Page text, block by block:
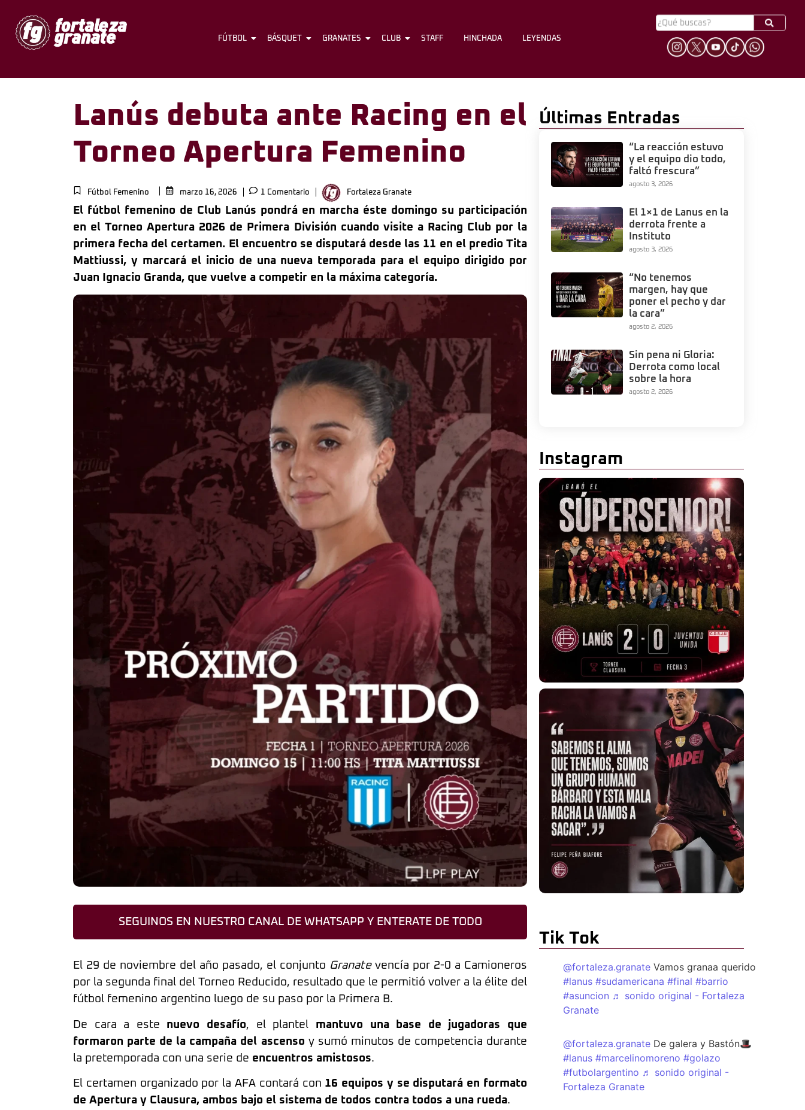
FÚTBOL BÁSQUET GRANATES CLUB STAFF HINCHADA
FÚTBOL BÁSQUET GRANATES CLUB STAFF HINCHADA LEYENDAS
Lanús debuta ante Racing en el
Torneo Apertura Femenino
Fútbol Femenino marzo 16, 2026 1 Comentario Fortaleza Granate
El fútbol femenino de Club Lanús pondrá en marcha éste domingo su participación
en el Torneo Apertura 2026 de Primera División cuando visite a Racing Club por la
primera fecha del certamen. El encuentro se disputará desde las 11 en el predio Tita
Mattiussi, y marcará el inicio de una nueva temporada para el equipo dirigido por
Juan Ignacio Granda, que vuelve a competir en la máxima categoría.
SEGUINOS EN NUESTRO CANAL DE WHATSAPP Y ENTERATE DE TODO
El 29 de noviembre del año pasado, el conjunto Granatevencía por 2-0 a Camioneros
por la segunda final del Torneo Reducido, resultado que le permitió volver a la élite del
fútbol femenino argentino luego de su paso por la Primera B.
De cara a este nuevo desafío, el plantel mantuvo una base de jugadoras que
formaron parte de la campaña del ascenso y sumó minutos de competencia durante
la pretemporada con una serie de encuentros amistosos.
El certamen organizado por la AFA contará con 16 equipos y se disputará en formato
de Apertura y Clausura, ambos bajo el sistema de todos contra todos a una rueda.
Últimas Entradas
“La reacción estuvo
y el equipo dio todo,
faltó frescura”
agosto 3, 2026
El 1×1 de Lanus en la
derrota frente a
Instituto
agosto 3, 2026
“No tenemos
margen, hay que
poner el pecho y dar
la cara”
agosto 2, 2026
Sin pena ni Gloria:
Derrota como local
sobre la hora
agosto 2, 2026
Instagram
Tik Tok
@fortaleza.granate Vamos granaa querido
#lanus #sudamericana #final #barrio
#asuncion ♬ sonido original - Fortaleza
Granate
@fortaleza.granate De galera y Bastón🎩
#lanus #marcelinomoreno #golazo
#futbolargentino ♬ sonido original -
Fortaleza Granate